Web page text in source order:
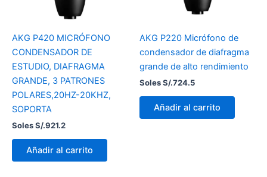
AKG P420 MICRÓFONO
CONDENSADOR DE
ESTUDIO, DIAFRAGMA
GRANDE, 3 PATRONES
POLARES,20HZ-20KHZ,
SOPORTA
Soles S/.921.2
Añadir al carrito
AKG P220 Micrófono de
condensador de diafragma
grande de alto rendimiento
Soles S/.724.5
Añadir al carrito